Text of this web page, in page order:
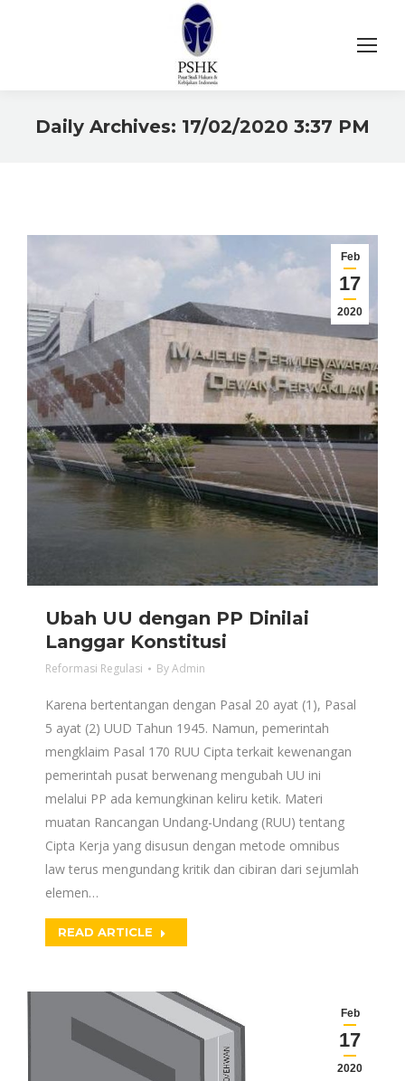
Daily Archives: 17/02/2020 3:37 PM
Feb
17
2020
Ubah UU dengan PP Dinilai
Langgar Konstitusi
Reformasi Regulasi ByAdmin
Karena bertentangan dengan Pasal 20 ayat (1), Pasal
5 ayat (2) UUD Tahun 1945. Namun, pemerintah
mengklaim Pasal 170 RUU Cipta terkait kewenangan
pemerintah pusat berwenang mengubah UU ini
melalui PP ada kemungkinan keliru ketik. Materi
muatan Rancangan Undang-Undang (RUU) tentang
Cipta Kerja yang disusun dengan metode omnibus
law terus mengundang kritik dan cibiran dari sejumlah
elemen…
READ ARTICLE
Feb
17
2020